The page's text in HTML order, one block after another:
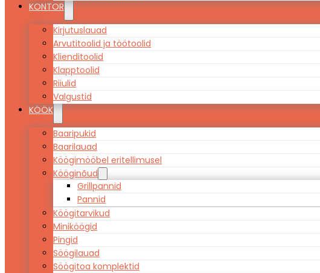
KONTOR
Kirjutuslauad
Arvutitoolid ja töötoolid
Klienditoolid
Klapptoolid
Riiulid
Valgustid
KÖÖK
Baaripukid
Baarilauad
Köögimööbel eritellimusel
Kööginõud
Grillpannid
Pannid
Köögitarvikud
Miniköögid
Pingid
Söögilauad
Söögitoa komplektid